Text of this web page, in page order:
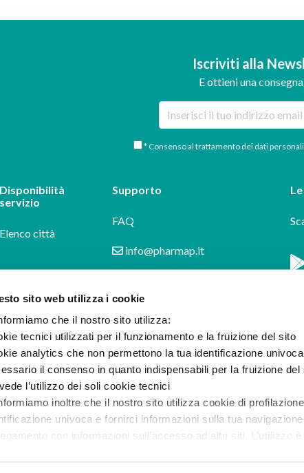
sito web utilizza i cookie
che il nostro sito utilizza:
tecnici utilizzati per il funzionamento e la fruizione del sito
analytics che non permettono la tua identificazione
il consenso in quanto indispensabili per la fruizione del
l’utilizzo dei soli cookie tecnici
inoltre che il nostro sito utilizza cookie di
univoca e fornirci informazioni sulla tua
con informazioni sull’accesso ad altri siti. L’utilizzo
Iscriviti alla
E ottieni una
* Consenso al trattamento dei dati
Disponibilità
servizio
Elenco città
Supporto
FAQ
info@pharmap.it